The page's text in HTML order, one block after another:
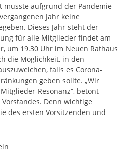
musste aufgrund der Pandemie
Jahr keine
Dieses Jahr steht der
für alle Mitglieder findet am
um 19.30 Uhr im Neuen Rathaus
die Möglichkeit, in den
falls es Corona-
geben sollte. „Wir
Resonanz“, betont
Denn wichtige
des ersten Vorsitzenden und